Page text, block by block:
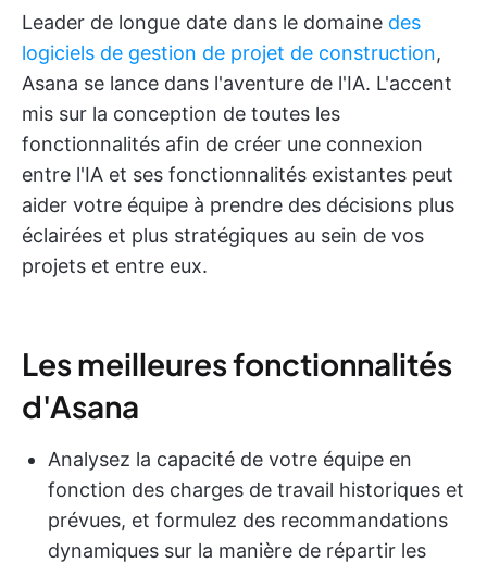
Leader de longue date dans le domaine des
logiciels de gestion de projet de construction,
Asana se lance dans l'aventure de l'IA. L'accent
mis sur la conception de toutes les
fonctionnalités afin de créer une connexion
entre l'IA et ses fonctionnalités existantes peut
aider votre équipe à prendre des décisions plus
éclairées et plus stratégiques au sein de vos
projets et entre eux.
Les meilleures fonctionnalités
d'Asana
Analysez la capacité de votre équipe en
fonction des charges de travail historiques et
prévues, et formulez des recommandations
dynamiques sur la manière de répartir les